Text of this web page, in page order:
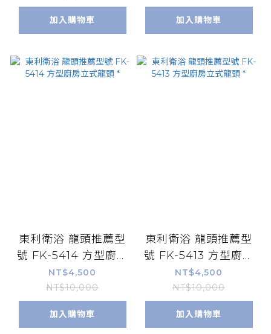
加入購物車 加入購物車
東利衛浴 龍頭推薦型
號 FK-5414 方型廚房
立式龍頭 *
NT$4,500
NT$10,000
加入購物車
東利衛浴 龍頭推薦型
號 FK-5413 方型廚房
立式龍頭 *
NT$4,500
NT$10,000
加入購物車